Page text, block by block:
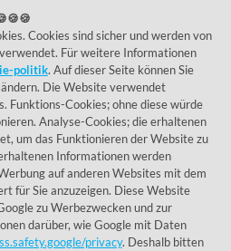
Cookies sind sicher und werden von
Für weitere Informationen
politik. Auf dieser Seite können Sie
Die Website verwendet
Funktions-Cookies; ohne diese würde
Analyse-Cookies; die erhaltenen
um das Funktionieren der Website zu
Informationen werden
auf anderen Websites mit dem
für Sie anzuzeigen. Diese Website
zu Werbezwecken und zur
darüber, wie Google mit Daten
privacy. Deshalb bitten